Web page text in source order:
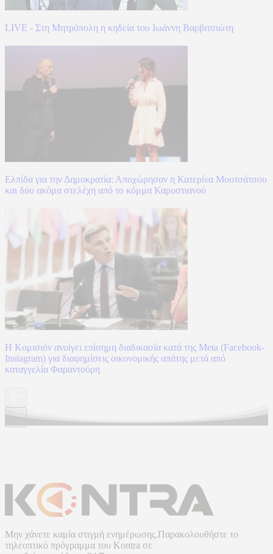
LIVE - Στη Μητρόπολη η κηδεία του Ιωάννη Βαρβιτσιώτη
Ελπίδα για την Δημοκρατία: Αποχώρησαν η Κατερίνα Μουτσάτσου
και δύο ακόμα στελέχη από το κόμμα Καρυστιανού
Η Κομισιόν ανοίγει επίσημη διαδικασία κατά της Meta (Facebook-
Instagram) για διαφημίσεις οικονομικής απάτης μετά από
καταγγελία Φαραντούρη
Μην χάνετε καμία στιγμή ενημέρωσης.Παρακολουθήστε το
τηλεοπτικό πρόγραμμα του Kontra σε